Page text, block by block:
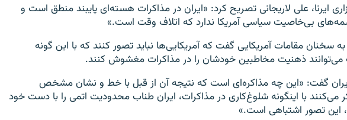
ایرنا، علی لاریجانی تصریح کرد: «ایران در مذاکرات هسته‌ای پایبند منطق است و
بی‌خاصیت سیاسی آمریکا ندارد که اتلاف وقت است.»
سخنان مقامات آمریکایی گفت که آمریکایی‌ها نباید تصور کنند که با این گونه
می‌توانند ذهنیت مخاطبین خودشان را در مذاکرات مغشوش کنند.
گفت: «این چه مذاکره‌ای است که نتیجه آن از قبل با خط و نشان مشخص
می‌کنند با اینگونه شلوغ‌کاری در مذاکرات، ایران طناب محدودیت اتمی را با دست خود
این تصور اشتباهی است.»